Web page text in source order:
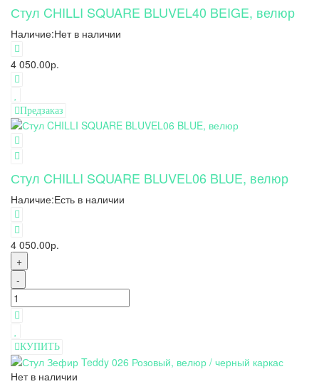
Стул CHILLI SQUARE BLUVEL40 BEIGE, велюр
Наличие:Нет в наличии
4 050.00р.
Предзаказ
Стул CHILLI SQUARE BLUVEL06 BLUE, велюр
Наличие:Есть в наличии
4 050.00р.
+
-
КУПИТЬ
Нет в наличии